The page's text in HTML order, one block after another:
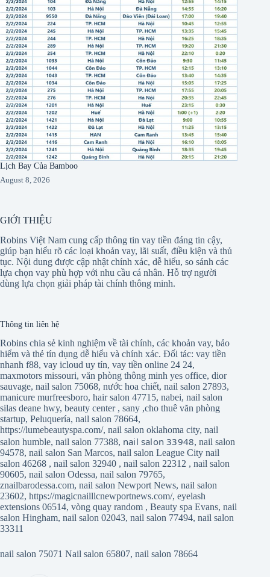
Lịch Bay Của Bamboo
August 8, 2026
GIỚI THIỆU
Robins Việt Nam cung cấp thông tin vay tiền đáng tin cậy,
giúp bạn hiểu rõ các loại khoản vay, lãi suất, điều kiện và thủ
tục. Nội dung được cập nhật chính xác, dễ hiểu, so sánh các
lựa chọn vay phù hợp với nhu cầu cá nhân. Hỗ trợ người
dùng lựa chọn giải pháp tài chính thông minh.
Thông tin liên hệ
Robins chia sẻ kinh nghiệm về tài chính, các khoản vay, bảo
hiểm và thẻ tín dụng dễ hiểu và chính xác. Đối tác: vay tiền
nhanh f88, vay icloud uy tín, vay tiền online 24 24,
maxmotors missouri, văn phòng thông minh yes office, dior
sauvage, nail salon 75068, nước hoa chiết, nail salon 27893,
manicure murfreesboro, hair salon 47715, nabei, nail salon
silas deane hwy, beauty center, sany ,cho thuê văn phòng
startup, Peluquería, nail salon 78664,
https://lumebeautyspa.com/, nail salon oklahoma city, nail
salon humble, nail salon 77388, nail salon 33948,nail salon
94578, nail salon San Marcos, nail salon League City nail
salon 46268 , nail salon 32940 , nail salon 22312 , nail salon
90605, nail salon Odessa, nail salon 79765,
znailbarodessa.com, nail salon Newport News, nail salon
23602, https://magicnailllcnewportnews.com/, eyelash
extensions 06514, vòng quay random , Beauty spa Evans, nail
salon Hingham, nail salon 02043, nail salon 77494, nail salon
33311
nail salon 75071 Nail salon 65807, nail salon 78664